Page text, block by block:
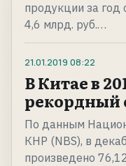
продукции за год
4,6 млрд. руб.…
21.01.2019 08:22
В Китае в
рекордный
По данным
КНР (NBS), в
произведено